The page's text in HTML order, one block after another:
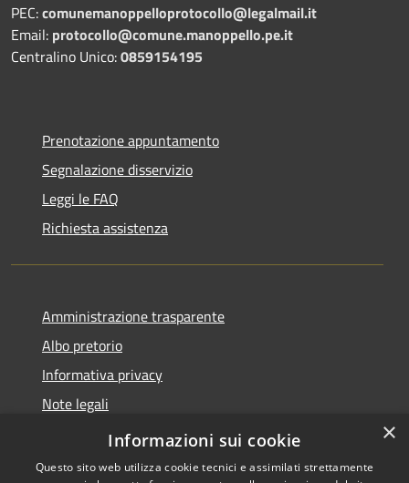
PEC:comunemanoppelloprotocollo@legalmail.it
Email: protocollo@comune.manoppello.pe.it
Centralino Unico:0859154195
Prenotazione appuntamento
Segnalazione disservizio
Leggi le FAQ
Richiesta assistenza
Amministrazione trasparente
Albo pretorio
Informativa privacy
Note legali
Dichiarazione di accessibilità
×
Informazioni sui cookie
Questo sito web utilizza cookie tecnici e assimilati strettamente